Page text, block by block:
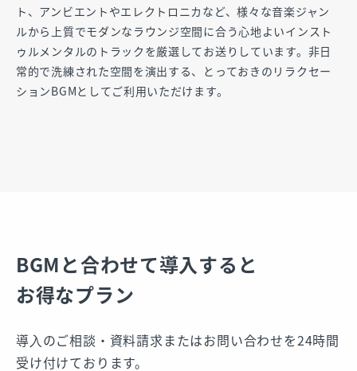
ト、アンビエントやエレクトロニカなど、様々な音楽ジャン
ルから上質でモダンなラウンジ空間に合う心地よいインスト
ゥルメンタルのトラックを厳選してお送りしています。非日
常的で洗練された空間を演出する、とっておきのリラクセー
ションBGMとしてご利用いただけます。
BGMと合わせて導入すると
お得なプラン
導⼊のご相談・資料請求またはお問い合わせを24時間
受け付けております。